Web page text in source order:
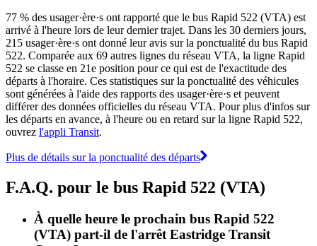
77 % des usager·ère·s ont rapporté que le bus Rapid 522 (VTA) est
arrivé à l'heure lors de leur dernier trajet. Dans les 30 derniers jours,
215 usager·ère·s ont donné leur avis sur la ponctualité du bus Rapid
522. Comparée aux 69 autres lignes du réseau VTA, la ligne Rapid
522 se classe en 21e position pour ce qui est de l'exactitude des
départs à l'horaire. Ces statistiques sur la ponctualité des véhicules
sont générées à l'aide des rapports des usager·ère·s et peuvent
différer des données officielles du réseau VTA. Pour plus d'infos sur
les départs en avance, à l'heure ou en retard sur la ligne Rapid 522,
ouvrez l'appli Transit.
Plus de détails sur la ponctualité des départs
F.A.Q. pour le bus Rapid 522 (VTA)
À quelle heure le prochain bus Rapid 522
(VTA) part-il de l'arrêt Eastridge Transit